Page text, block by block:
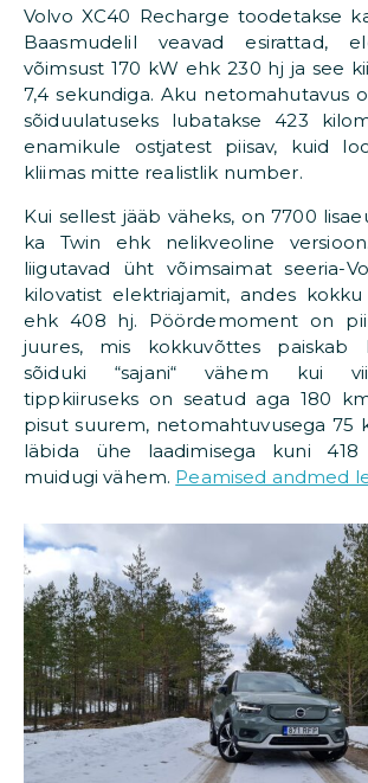
Volvo XC40 Recharge toodetakse
Baasmudelil veavad esirattad,
võimsust 170 kW ehk 230 hj ja see
7,4 sekundiga. Aku netomahutavus
sõiduulatuseks lubatakse 423
enamikule ostjatest piisav, kuid
kliimas mitte realistlik number.
Kui sellest jääb väheks, on 7700
ka Twin ehk nelikveoline
liigutavad üht võimsaimat seeria-
kilovatist elektriajamit, andes
ehk 408 hj. Pöördemoment on
juures, mis kokkuvõttes paiskab
sõiduki “sajani“ vähem kui
tippkiiruseks on seatud aga 180
pisut suurem, netomahtuvusega 75
läbida ühe laadimisega kuni
muidugi vähem. Peamised andmed